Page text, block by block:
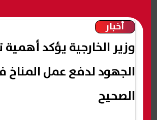
أخبار
وزير الخارجية يؤكد
الجهود لدفع عمل المناخ
الصحيح